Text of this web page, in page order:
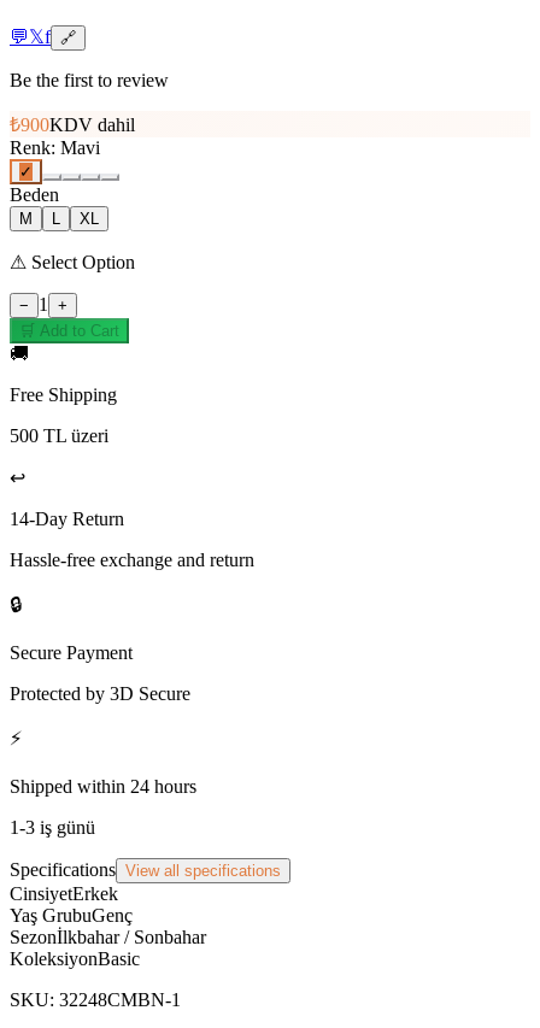
💬𝕏f 🔗
Be the first to review
₺900KDV dahil
Renk: Mavi
✓
Beden
M XL
⚠ Select Option
− 1
+
🛒 Add to Cart
🚚
Free Shipping
500 TL üzeri
↩️
14-Day Return
Hassle-free exchange and return
🔒
Secure Payment
Protected by 3D Secure
⚡
Shipped within 24 hours
1-3 iş günü
Specifications View all specifications
CinsiyetErkek
Yaş GrubuGenç
Sezonİlkbahar / Sonbahar
KoleksiyonBasic
SKU: 32248CMBN-1